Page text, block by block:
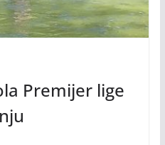
Premijer lige